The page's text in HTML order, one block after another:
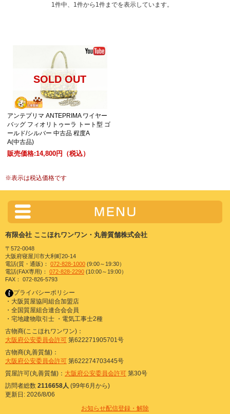
1件中、1件から1件までを表示しています。
アンテプリマ ANTEPRIMA ワイヤー
バッグ フィオリトゥーラ トート型 ゴ
ールド/シルバー 中古品 程度A
A(中古品)
販売価格:14,800円 （税込）
SOLD OUT
※表示は税込価格です
有限会社 ここほれワンワン・丸善質舗株式会社
〒572-0048
大阪府寝屋川市大利町20-14
電話(質・通販)： 072-828-1000 (9:00～19:30）
電話(FAX専用)： 072-828-2290 (10:00～19:00）
FAX： 072-826-5793
プライバシーポリシー
・大阪質屋協同組合加盟店
・全国質屋組合連合会会員
・宅地建物取引士 ・電気工事士2種
古物商(ここほれワンワン)：
大阪府公安委員会許可 第622271905701号
古物商(丸善質舗)：
大阪府公安委員会許可 第622274703445号
質屋許可(丸善質舗)： 大阪府公安委員会許可 第30号
訪問者総数 2116658人 (99年6月から)
更新日: 2026/8/06
お知らせ配信登録・解除